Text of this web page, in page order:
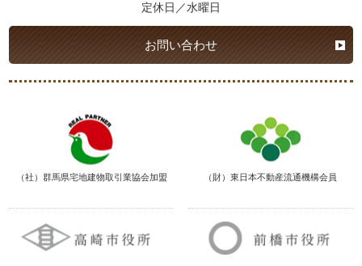
定休日／水曜日
お問い合わせ
（社）群馬県宅地建物取引業協会加盟 （財）東日本不動産流通機構会員